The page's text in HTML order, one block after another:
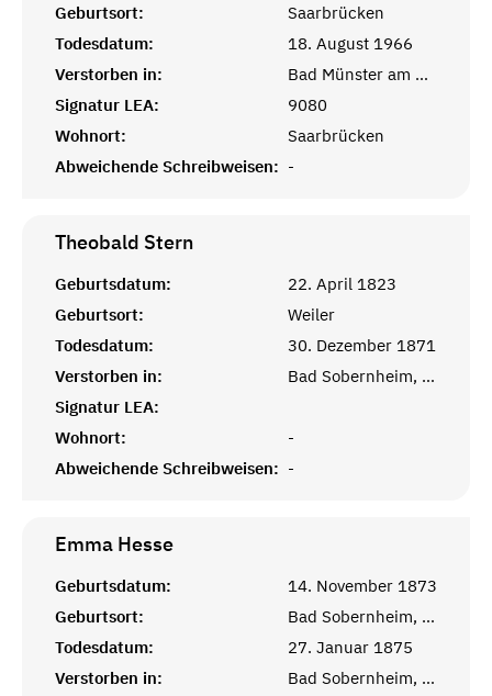
Geburtsort:
Saarbrücken
Todesdatum:
18. August 1966
Verstorben in:
Bad Münster am Stein, Bad Kreuznach
Signatur LEA:
9080
Wohnort:
Saarbrücken
Abweichende Schreibweisen: -
Theobald Stern
Geburtsdatum:
22. April 1823
Geburtsort:
Weiler
Todesdatum:
30. Dezember 1871
Verstorben in:
Bad Sobernheim, Kreuznach, Pfalz
Signatur LEA:
Wohnort:
-
Abweichende Schreibweisen: -
Emma Hesse
Geburtsdatum:
14. November 1873
Geburtsort:
Bad Sobernheim, Kreuznach, Pfalz
Todesdatum:
27. Januar 1875
Verstorben in:
Bad Sobernheim, Kreuznach, Pfalz